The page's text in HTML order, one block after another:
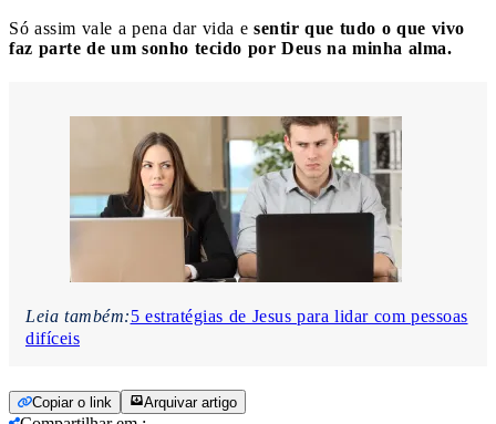
Só assim vale a pena dar vida e sentir que tudo o que vivo
faz parte de um sonho tecido por Deus na minha alma.
Leia também:5 estratégias de Jesus para lidar com pessoas
difíceis
Copiar o link Arquivar artigo